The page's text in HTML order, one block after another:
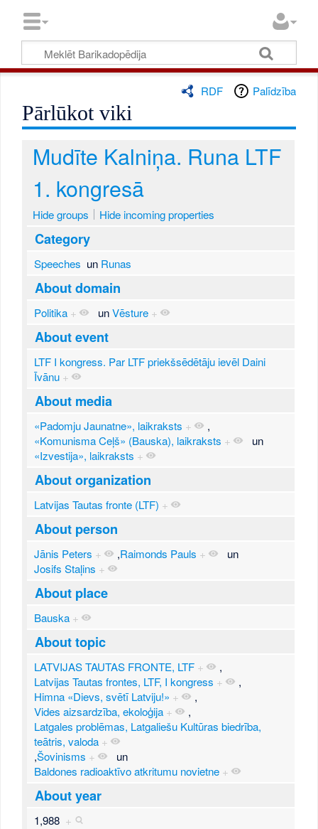
RDF Palīdzība
Pārlūkot viki
Mudīte Kalniņa. Runa LTF
1. kongresā
Hide groups Hide incoming properties
Category
Speeches un Runas
About domain
Politika + unVēsture +
About event
LTF I kongress. Par LTF priekšsēdētāju ievēl Daini
Īvānu +
About media
«Padomju Jaunatne», laikraksts +
,
«Komunisma Ceļš» (Bauska), laikraksts +
un
«Izvestija», laikraksts +
About organization
Latvijas Tautas fronte (LTF) +
About person
Jānis Peters + ,Raimonds Pauls +
un
Josifs Staļins +
About place
Bauska +
About topic
LATVIJAS TAUTAS FRONTE, LTF +
,
Latvijas Tautas frontes, LTF, I kongress +
,
Himna «Dievs, svētī Latviju!» +
,
Vides aizsardzība, ekoloģija +
,
Latgales problēmas, Latgaliešu Kultūras biedrība,
teātris, valoda +
,Šovinisms +
un
Baldones radioaktīvo atkritumu novietne +
About year
1,988 +